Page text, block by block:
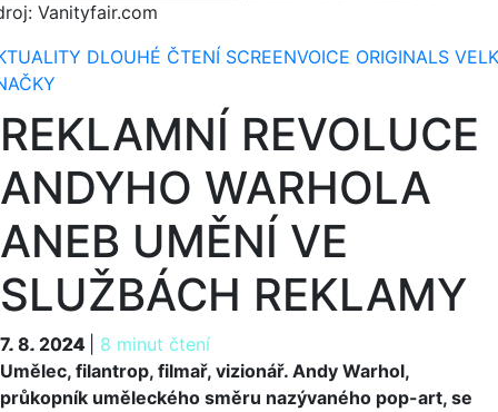
Vanityfair.com
DLOUHÉ ČTENÍ SCREENVOICE ORIGINALS
REKLAMNÍ REVOLUCE
ANDYHO WARHOLA
ANEB UMĚNÍ VE
SLUŽBÁCH REKLAMY
7. 8. 2024 8 minut čtení
7. 8. 2024
Umělec, filantrop, filmař, vizionář. Andy Warhol,
průkopník uměleckého směru nazývaného pop-art, se